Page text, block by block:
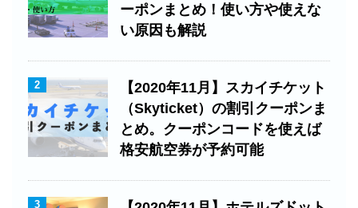
ーポンまとめ！使い方や使えな
い原因も解説
2
【2020年11月】スカイチケット
（Skyticket）の割引クーポンま
とめ。クーポンコードを使えば
格安航空券が予約可能
3